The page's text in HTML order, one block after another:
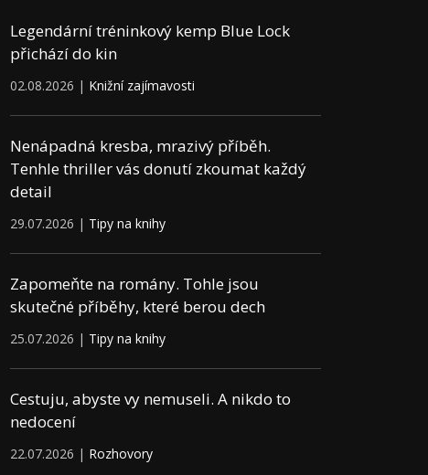
Legendární tréninkový kemp Blue Lock
přichází do kin
02.08.2026 | Knižní zajímavosti
Nenápadná kresba, mrazivý příběh.
Tenhle thriller vás donutí zkoumat každý
detail
29.07.2026 | Tipy na knihy
Zapomeňte na romány. Tohle jsou
skutečné příběhy, které berou dech
25.07.2026 | Tipy na knihy
Cestuju, abyste vy nemuseli. A nikdo to
nedocení
22.07.2026 | Rozhovory